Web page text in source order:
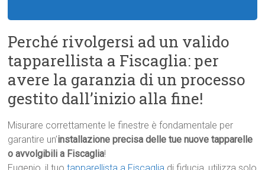
Perché rivolgersi ad un valido
tapparellista a Fiscaglia: per
avere la garanzia di un processo
gestito dall’inizio alla fine!
Misurare correttamente le finestre è fondamentale per
garantire un’installazione precisa delle tue nuove tapparelle
o avvolgibili a Fiscaglia!